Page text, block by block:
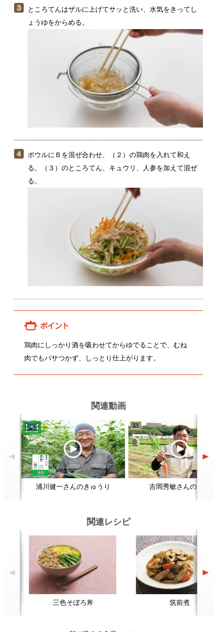
ボウルにＢを混ぜ合わせ、（２）の鶏肉を入れて和え
る。（３）のところてん、キュウリ、人参を加えて混ぜ
鶏肉にしっかり酒を吸わせてからゆでることで、むね
肉でもパサつかず、しっとり仕上がります。
関連動画
関連レシピ
三色そぼろ丼 筑前煮
顔が見える食品。 ホーム
野菜。
加工品。